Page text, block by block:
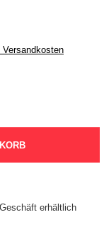
Versandkosten
erhältlich